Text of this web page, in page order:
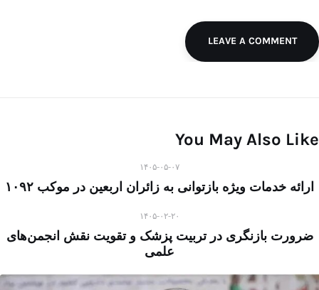
LEAVE A COMMENT
You May Also Like
۱۴۰۵-۰۵-۰۷
ارائه خدمات ویژه بازتوانی به زائران اربعین در موکب ۱۰۹۲
۱۴۰۵-۰۲-۲۰
ضرورت بازنگری در تربیت پزشک و تقویت نقش انجمن‌های
علمی